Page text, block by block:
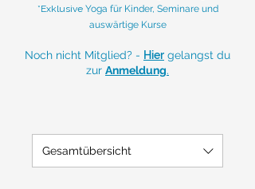
*Exklusive Yoga für Kinder, Seminare und
auswärtige Kurse
Noch nicht Mitglied? - Hier gelangst du
zur Anmeldung.
Gesamtübersicht